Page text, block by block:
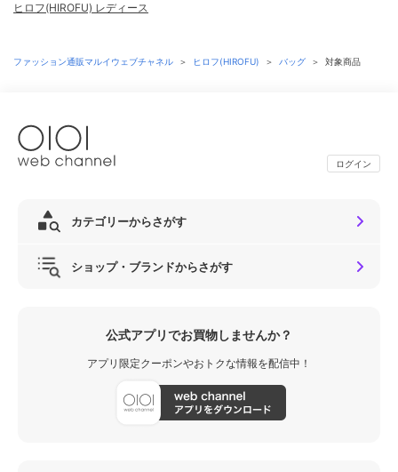
ヒロフ(HIROFU) レディース
ファッション通販マルイウェブチャネル ＞ ヒロフ(HIROFU) ＞ バッグ ＞ 対象商品
ログイン
カテゴリーからさがす
ショップ・ブランドからさがす
公式アプリでお買物しませんか？
アプリ限定クーポンやおトクな情報を配信中！